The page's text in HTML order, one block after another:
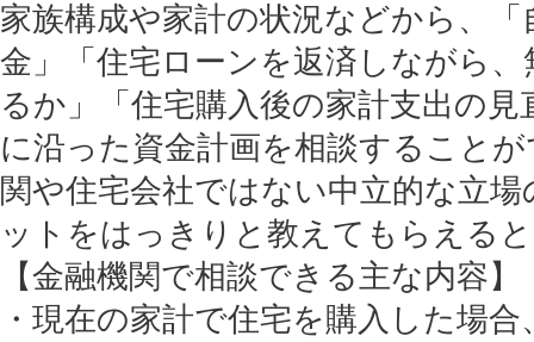
家族構成や家計の状況などから、
金」「住宅ローンを返済しながら
るか」「住宅購入後の家計支出の
に沿った資金計画を相談すること
関や住宅会社ではない中立的な立
ットをはっきりと教えてもらえる
【金融機関で相談できる主な内容】
・現在の家計で住宅を購入した場